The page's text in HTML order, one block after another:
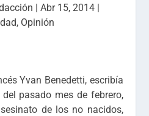
| Abr 15, 2014|
, Opinión
Yvan Benedetti, escribía
pasado mes de febrero,
de los no nacidos,